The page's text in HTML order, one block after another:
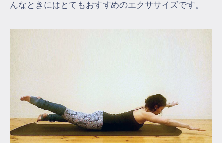
んなときにはとてもおすすめのエクササイズです。